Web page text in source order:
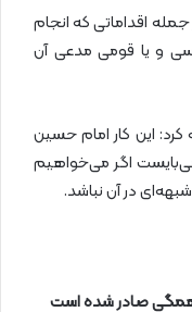
اقداماتی که انجام
کسی و یا قومی مدعی آن
این کار امام حسین
اگر می‌خواهیم
در آن نباشد.
صادر شده است